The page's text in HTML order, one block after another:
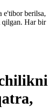
e'tibor berilsa,
qilgan. Har bir